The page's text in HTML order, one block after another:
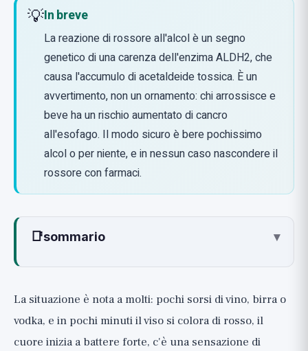
💡In breve
La reazione di rossore all'alcol è un segno
genetico di una carenza dell'enzima ALDH2, che
causa l'accumulo di acetaldeide tossica. È un
avvertimento, non un ornamento: chi arrossisce e
beve ha un rischio aumentato di cancro
all'esofago. Il modo sicuro è bere pochissimo
alcol o per niente, e in nessun caso nascondere il
rossore con farmaci.
📑sommario ▾
Come riconoscere il fenomeno?
La situazione è nota a molti: pochi sorsi di vino, birra o
vodka, e in pochi minuti il viso si colora di rosso, il
cuore inizia a battere forte, c'è una sensazione di